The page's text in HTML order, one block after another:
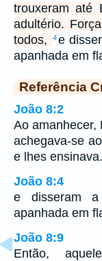
trouxeram até
adultério.
todos,
4 e
apanhada em
Referência
João 8:2
Ao amanhecer,
achegava-se
e lhes ensinava.
João 8:4
e disseram
apanhada em
João 8:9
Então,